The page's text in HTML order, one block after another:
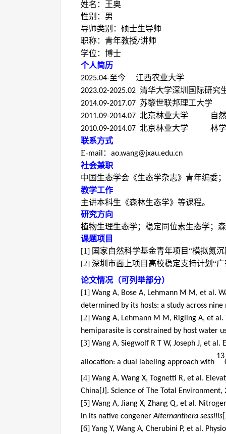
姓名：王奥
性别：男
导师类别：硕士生导师
职称：青年教授/讲师
学位：博士
个人简历
2025.04-至今 江西农业大学
2023.02-2025.02 清华大学深圳国际研
2014.09-2017.07 苏黎世联邦理工
2011.09-2014.07 北京林业大学 自
2010.09-2014.07 北京林业大学
联系方式
E-mail ： ao.wang@jxau.edu.cn
社会兼职
中国生态学会《生态学杂志》青年编委
教学工作
主讲本科生《森林生态学》等课程。
研究方向
植物生理生态学；稳定同位素生态学；
课题项目
[1] 国家自然科学基金青年项目“模拟氮
[2] 深圳市面上项目高校稳定支持计划 “
论文情况（可列举部分）
[1] Wang A, Bose A, Lehmann M M, et al.
determined by its hosts: a study across
[2] Wang A, Lehmann M M, Rigling A, et
hemiparasite is constrained by host water
[3] Wang A, Siegwolf R T W, Joseph J, et
allocation: a dual labeling approach with
13
[4] Wang A, Wang X, Tognetti R, et al.
China[J]. Science of The Total Environment,
[5] Wang A, Jiang X, Zhang Q, et al.
in its native congenerAlternanthera sessilis
[6] Yang Y, Wang A, Cherubini P, et al.